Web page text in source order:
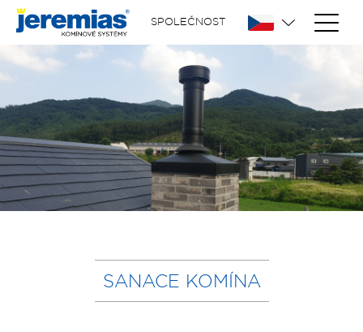
SPOLEČNOST
SANACE KOMÍNA